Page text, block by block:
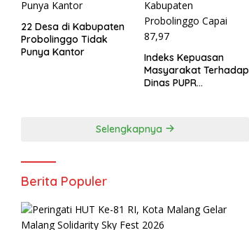
22 Desa di Kabupaten
Probolinggo Tidak
Punya Kantor
Indeks Kepuasan
Masyarakat Terhadap
Dinas PUPR
Selengkapnya
Berita Populer